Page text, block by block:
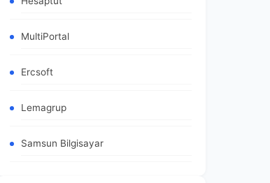
MultiPortal
Ercsoft
Lemagrup
Samsun Bilgisayar